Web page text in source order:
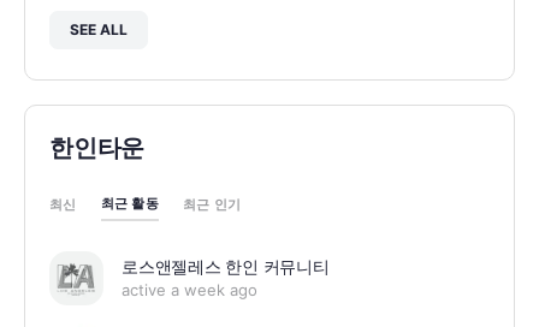
SEE ALL
한인타운
최신 최근 활동 최근 인기
로스앤젤레스 한인 커뮤니티
active a week ago